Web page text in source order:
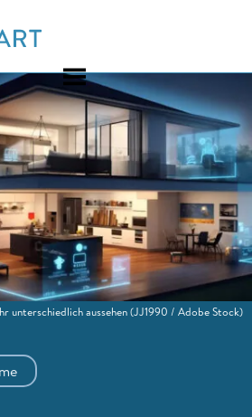
unterschiedlich aussehen(JJ1990 / Adobe Stock)